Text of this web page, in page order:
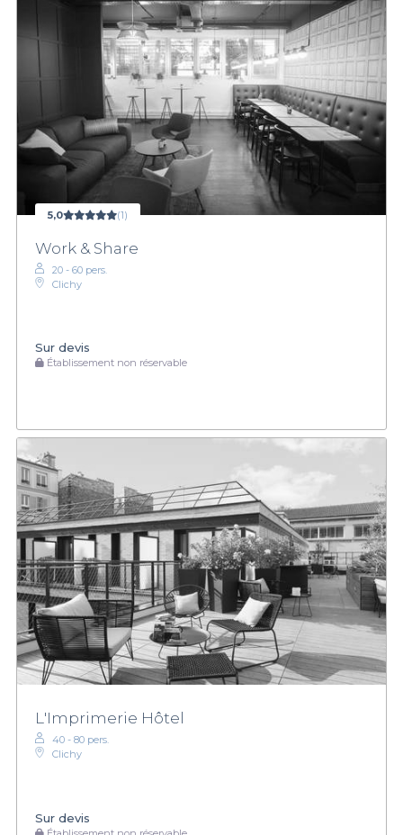
5,0 (1)
Work & Share
20 - 60 pers.
Clichy
Sur devis
Établissement non réservable
L'Imprimerie Hôtel
40 - 80 pers.
Clichy
Sur devis